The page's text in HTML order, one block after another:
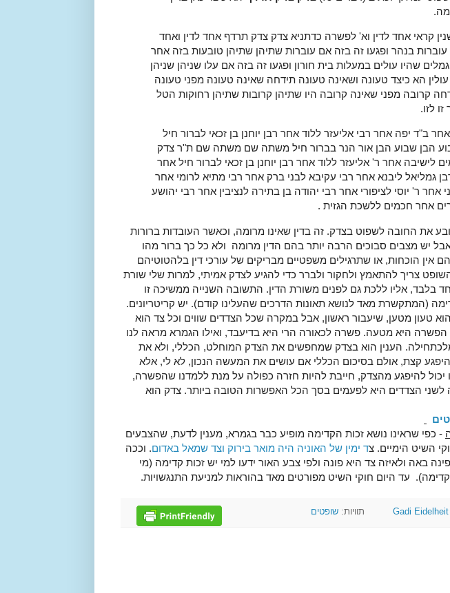
קראי אחד לדין וא' לפשרה כדתניא צדק צדק תרדף אחד לדין ואחד
בנהר ופגעו זה בזה אם עוברות שתיהן שתיהן טובעות בזה אחר
שהיו עולים במעלות בית חורון ופגעו זה בזה אם עלו שניהן שניהן
עולין הא כיצד טעונה ושאינה טעונה תידחה שאינה טעונה מפני טעונה
קרובה מפני שאינה קרובה היו שתיהן קרובות שתיהן רחוקות הטל
לזו.
ב"ד יפה אחר רבי אליעזר ללוד אחר רבן יוחנן בן זכאי לברור חיל
הבן שבוע הבן אור הנר בברור חיל משתה שם משתה שם ת"ר צדק
אחר ר' אליעזר ללוד אחר רבן יוחנן בן זכאי לברור חיל אחר
גמליאל ליבנא אחר רבי עקיבא לבני ברק אחר רבי מתיא לרומי אחר
אחר ר' יוסי לציפורי אחר רבי יהודה בן בתירה לנציבין אחר רבי יהושע
אחר חכמים ללשכת הגזית .
את החובה לשפוט בצדק. זה בדין שאינו מרומה, וכאשר העובדות ברורות
יש מצבים סבוכים הרבה יותר בהם הדין מרומה ולא כל כך ברור מהו
אין הוכחות, או שתרגילים משפטיים מבריקים של עורכי דין בלהטוטיהם
צריך להתאמץ ולחקור ולברר כדי להגיע לצדק אמיתי, למרות שלי שורת
בלבד, אליו ללכת גם לפנים משורת הדין. התשובה השנייה ממשיכה זו
(המתקשרת מאד לנושא תאונות הדרכים שהעלינו קודם). יש קריטריונים.
טעון מטען, שיעבור ראשון, אבל במקרה שכל הצדדים שווים וכל צד הוא
היא מטעה. פשרה לכאורה הרי היא בדיעבד, ואילו הגמרא מראה לנו
הענין הוא בצדק שמחפשים את הצדק המוחלט, הכללי, ולא את
קצת, אולם בסיכום הכללי אם עושים את המעשה הנכון, לא לי, אלא
יכול להיפגע מהצדק, חייבת להיות חזרה כפולה על מנת ללמדנו שהפשרה,
לשני הצדדים היא לפעמים בסך הכל האפשרות הטובה ביותר. צדק הוא
- כפי שראינו נושא זכות הקדימה מופיע כבר בגמרא, מענין לדעת, שהצבעים
השיט הימיים. צד ימין של האוניה היה מואר בירוק וצד שמאל באדום. וככה
באה ולאיזה צד היא פונה ולפי צבע האור ידעו למי יש זכות קדימה (מי
עד היום חוקי השיט מפורטים מאד בהוראות למניעת התנגשויות.
Gadi Eidelheit תוויות:שופטים